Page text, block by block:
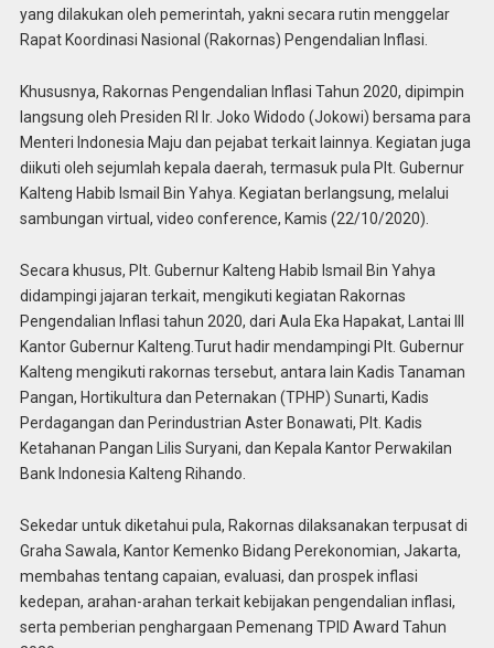
yang dilakukan oleh pemerintah, yakni secara rutin menggelar
Rapat Koordinasi Nasional (Rakornas) Pengendalian Inflasi.
Khususnya, Rakornas Pengendalian Inflasi Tahun 2020, dipimpin
langsung oleh Presiden RI Ir. Joko Widodo (Jokowi) bersama para
Menteri Indonesia Maju dan pejabat terkait lainnya. Kegiatan juga
diikuti oleh sejumlah kepala daerah, termasuk pula Plt. Gubernur
Kalteng Habib Ismail Bin Yahya. Kegiatan berlangsung, melalui
sambungan virtual, video conference, Kamis (22/10/2020).
Secara khusus, Plt. Gubernur Kalteng Habib Ismail Bin Yahya
didampingi jajaran terkait, mengikuti kegiatan Rakornas
Pengendalian Inflasi tahun 2020, dari Aula Eka Hapakat, Lantai III
Kantor Gubernur Kalteng.Turut hadir mendampingi Plt. Gubernur
Kalteng mengikuti rakornas tersebut, antara lain Kadis Tanaman
Pangan, Hortikultura dan Peternakan (TPHP) Sunarti, Kadis
Perdagangan dan Perindustrian Aster Bonawati, Plt. Kadis
Ketahanan Pangan Lilis Suryani, dan Kepala Kantor Perwakilan
Bank Indonesia Kalteng Rihando.
Sekedar untuk diketahui pula, Rakornas dilaksanakan terpusat di
Graha Sawala, Kantor Kemenko Bidang Perekonomian, Jakarta,
membahas tentang capaian, evaluasi, dan prospek inflasi
kedepan, arahan-arahan terkait kebijakan pengendalian inflasi,
serta pemberian penghargaan Pemenang TPID Award Tahun